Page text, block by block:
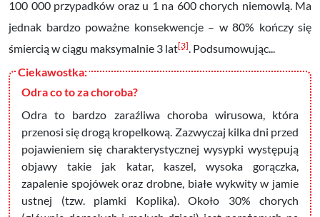
100 000 przypadków oraz u 1 na 600 chorych niemowlą. Ma
jednak bardzo poważne konsekwencje – w 80% kończy się
śmiercią w ciągu maksymalnie 3 lat[3]. Podsumowując...
Odra co to za choroba?
Odra to bardzo zaraźliwa choroba wirusowa, która
przenosi się drogą kropelkową. Zazwyczaj kilka dni przed
pojawieniem się charakterystycznej wysypki występują
objawy takie jak katar, kaszel, wysoka gorączka,
zapalenie spojówek oraz drobne, białe wykwity w jamie
ustnej (tzw. plamki Koplika). Około 30% chorych